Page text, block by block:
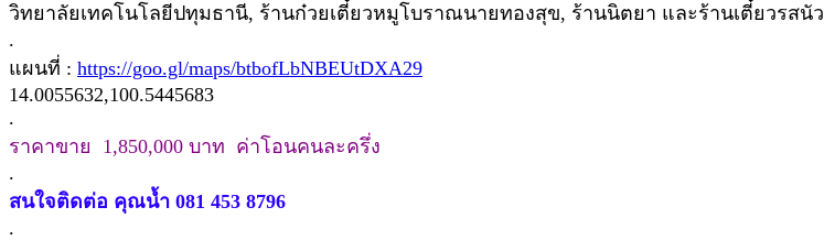
วิทยาลัยเทคโนโลยีปทุมธานี, ร้านก๋วยเตี๋ยวหมูโบราณนายทองสุข, ร้านนิตยา และร้านเตี๋ยวรสนัว
.
แผนที่ : https://goo.gl/maps/btbofLbNBEUtDXA29
14.0055632,100.5445683
.
ราคาขาย 1,850,000 บาท ค่าโอนคนละครึ่ง
.
สนใจติดต่อ คุณน้ำ 081 453 8796
.